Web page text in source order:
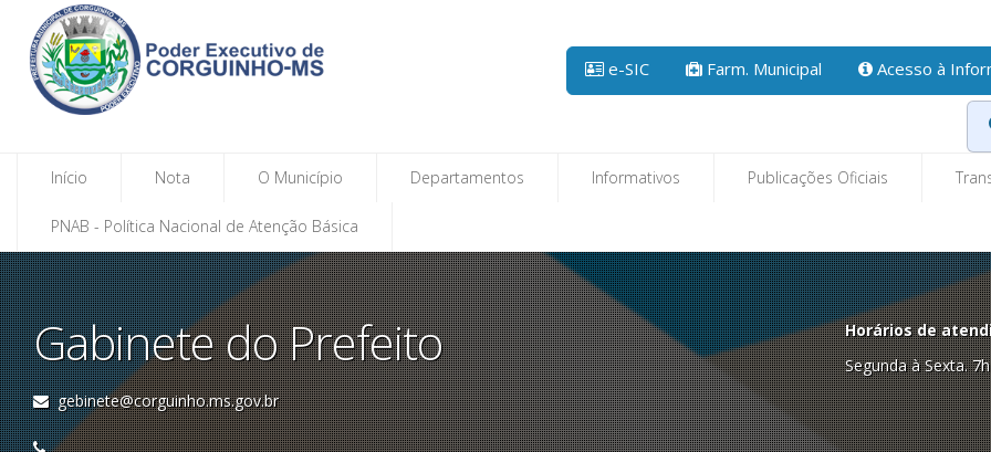
e-SIC Farm. Municipal Acesso à
Início Nota O Município Departamentos Informativos Publicações Oficiais
PNAB - Política Nacional de Atenção Básica
Gabinete do Prefeito
gebinete@corguinho.ms.gov.br
Horários de
Segunda à Sexta.